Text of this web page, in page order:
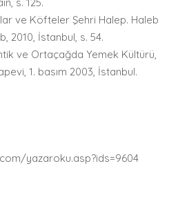
ve Köfteler Şehri Halep. Haleb
2010, İstanbul, s. 54.
ve Ortaçağda Yemek Kültürü,
1. basım 2003, İstanbul.
yazaroku.asp?ids=9604